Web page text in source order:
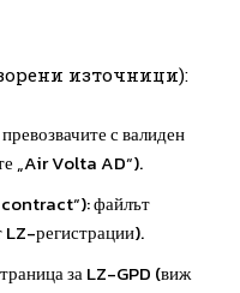
източници):
с валиден
„Air Volta AD“).
contract“): файлът
регистрации).
за LZ-GPD (виж